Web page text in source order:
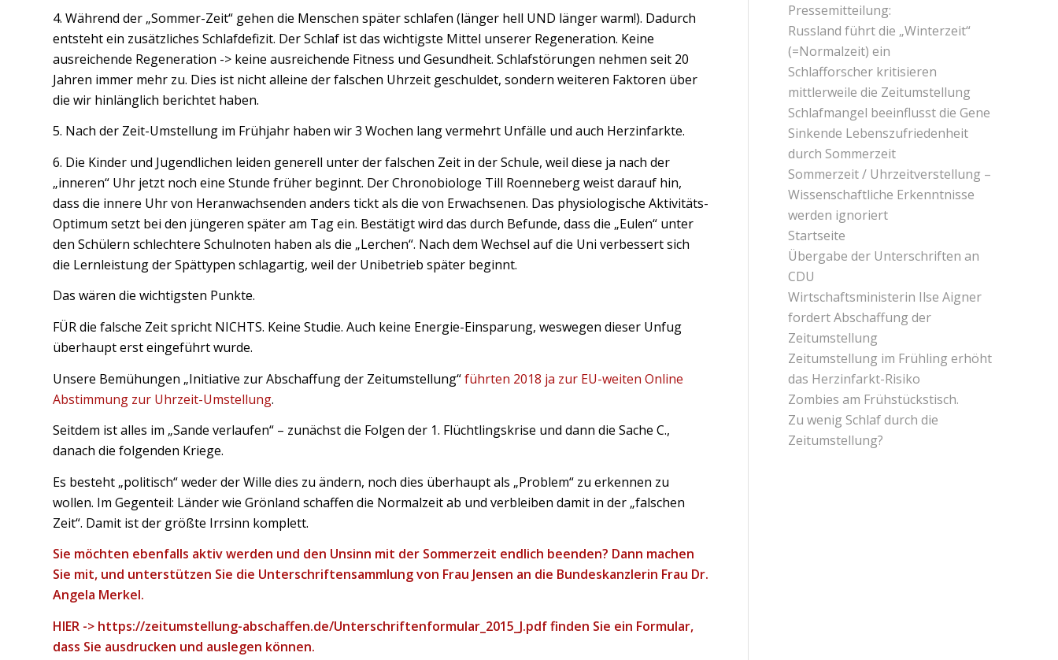
4. Während der „Sommer-Zeit“ gehen die Menschen später schlafen (länger hell UND länger warm!). Dadurch
entsteht ein zusätzliches Schlafdefizit. Der Schlaf ist das wichtigste Mittel unserer Regeneration. Keine
ausreichende Regeneration -> keine ausreichende Fitness und Gesundheit. Schlafstörungen nehmen seit 20
Jahren immer mehr zu. Dies ist nicht alleine der falschen Uhrzeit geschuldet, sondern weiteren Faktoren über
die wir hinlänglich berichtet haben.
5. Nach der Zeit-Umstellung im Frühjahr haben wir 3 Wochen lang vermehrt Unfälle und auch Herzinfarkte.
6. Die Kinder und Jugendlichen leiden generell unter der falschen Zeit in der Schule, weil diese ja nach der
„inneren“ Uhr jetzt noch eine Stunde früher beginnt. Der Chronobiologe Till Roenneberg weist darauf hin,
dass die innere Uhr von Heranwachsenden anders tickt als die von Erwachsenen. Das physiologische Aktivitäts-
Optimum setzt bei den jüngeren später am Tag ein. Bestätigt wird das durch Befunde, dass die „Eulen“ unter
den Schülern schlechtere Schulnoten haben als die „Lerchen“. Nach dem Wechsel auf die Uni verbessert sich
die Lernleistung der Spättypen schlagartig, weil der Unibetrieb später beginnt.
Das wären die wichtigsten Punkte.
FÜR die falsche Zeit spricht NICHTS. Keine Studie. Auch keine Energie-Einsparung, weswegen dieser Unfug
überhaupt erst eingeführt wurde.
Unsere Bemühungen „Initiative zur Abschaffung der Zeitumstellung“führten 2018 ja zur EU-weiten Online
Abstimmung zur Uhrzeit-Umstellung.
Seitdem ist alles im „Sande verlaufen“ – zunächst die Folgen der 1. Flüchtlingskrise und dann die Sache C.,
danach die folgenden Kriege.
Es besteht „politisch“ weder der Wille dies zu ändern, noch dies überhaupt als „Problem“ zu erkennen zu
wollen. Im Gegenteil: Länder wie Grönland schaffen die Normalzeit ab und verbleiben damit in der „falschen
Zeit“. Damit ist der größte Irrsinn komplett.
Sie möchten ebenfalls aktiv werden und den Unsinn mit der Sommerzeit endlich beenden? Dann machen
Sie mit, und unterstützen Sie die Unterschriftensammlung von Frau Jensen an die Bundeskanzlerin Frau Dr.
Angela Merkel.
HIER -> https://zeitumstellung-abschaffen.de/Unterschriftenformular_2015_J.pdffinden Sie ein Formular,
dass Sie ausdrucken und auslegen können.
Pressemitteilung:
Russland führt die „Winterzeit“
(=Normalzeit) ein
Schlafforscher kritisieren
mittlerweile die Zeitumstellung
Schlafmangel beeinflusst die Gene
Sinkende Lebenszufriedenheit
durch Sommerzeit
Sommerzeit / Uhrzeitverstellung –
Wissenschaftliche Erkenntnisse
werden ignoriert
Startseite
Übergabe der Unterschriften an
CDU
Wirtschaftsministerin Ilse Aigner
fordert Abschaffung der
Zeitumstellung
Zeitumstellung im Frühling erhöht
das Herzinfarkt-Risiko
Zombies am Frühstückstisch.
Zu wenig Schlaf durch die
Zeitumstellung?